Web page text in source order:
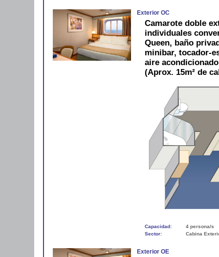
Exterior OC
Camarote doble
individuales
Queen, baño
minibar, tocador-
aire
(Aprox. 15m² de
Capacidad:
4 persona/s
Sector:
Cabina
Exterior OE